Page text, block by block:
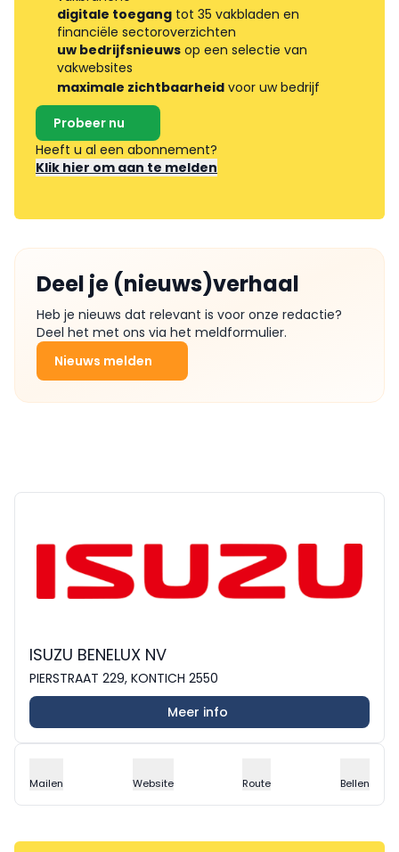
digitale toegang tot 35 vakbladen en
financiële sectoroverzichten
uw bedrijfsnieuws op een selectie van
vakwebsites
maximale zichtbaarheid voor uw bedrijf
Probeer nu
Heeft u al een abonnement?
Klik hier om aan te melden
Deel je (nieuws)verhaal
Heb je nieuws dat relevant is voor onze redactie?
Deel het met ons via het meldformulier.
Nieuws melden
ISUZU BENELUX NV
PIERSTRAAT 229, KONTICH 2550
Meer info
Mailen Website Route Bellen